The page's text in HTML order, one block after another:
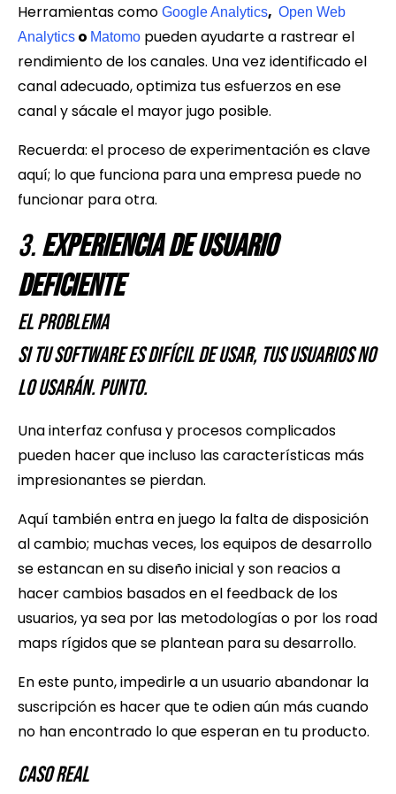
Herramientas como Google Analytics, Open Web
Analytics o Matomo pueden ayudarte a rastrear el
rendimiento de los canales. Una vez identificado el
canal adecuado, optimiza tus esfuerzos en ese
canal y sácale el mayor jugo posible.
Recuerda: el proceso de experimentación es clave
aquí; lo que funciona para una empresa puede no
funcionar para otra.
3.Experiencia de Usuario
Deficiente
El Problema
Si tu software es difícil de usar, tus usuarios no
lo usarán. Punto.
Una interfaz confusa y procesos complicados
pueden hacer que incluso las características más
impresionantes se pierdan.
Aquí también entra en juego la falta de disposición
al cambio; muchas veces, los equipos de desarrollo
se estancan en su diseño inicial y son reacios a
hacer cambios basados en el feedback de los
usuarios, ya sea por las metodologías o por los road
maps rígidos que se plantean para su desarrollo.
En este punto, impedirle a un usuario abandonar la
suscripción es hacer que te odien aún más cuando
no han encontrado lo que esperan en tu producto.
Caso Real